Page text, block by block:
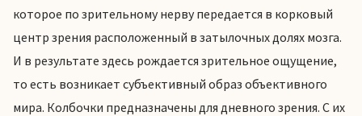
которое по зрительному нерву передается в корковый
центр зрения расположенный в затылочных долях мозга.
И в результате здесь рождается зрительное ощущение,
то есть возникает субъективный образ объективного
мира. Колбочки предназначены для дневного зрения. С их